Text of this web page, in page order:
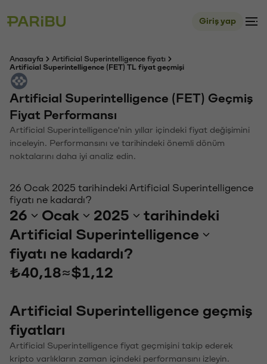
Giriş yap
Anasayfa
Artificial Superintelligence fiyatı
Artificial Superintelligence (FET) TL fiyat geçmişi
Artificial Superintelligence (FET) Geçmiş
Fiyat Performansı
Artificial Superintelligence'nin yıllar içindeki fiyat değişimini
inceleyin. Performansını ve tarihindeki önemli dönüm
noktalarını daha iyi analiz edin.
26 Ocak 2025 tarihindeki Artificial Superintelligence
fiyatı ne kadardı?
26 Ocak 2025
tarihindeki
Artificial Superintelligence
fiyatı ne kadardı?
₺40,18≈$1,12
Artificial Superintelligence geçmiş
fiyatları
Artificial Superintelligence fiyat geçmişini takip ederek
kripto varlıkların zaman içindeki performansını izleyin.